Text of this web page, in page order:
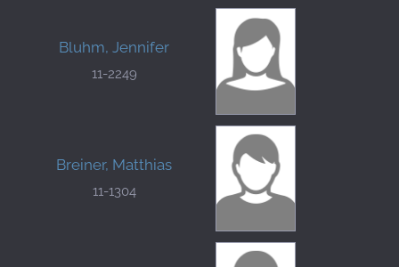
Bluhm, Jennifer
11-2249
Breiner, Matthias
11-1304